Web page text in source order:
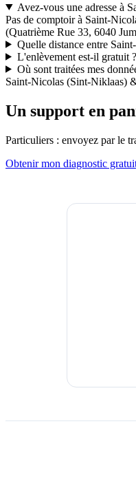
Avez-vous une adresse à
Pas de comptoir à Saint-
(Quatrième Rue 33, 6040
Quelle distance entre
L'enlèvement est-il gratuit ?
Où sont traitées mes
Saint-Nicolas (Sint-Niklaas)
Un support en
Particuliers : envoyez par le
Obtenir mon diagnostic